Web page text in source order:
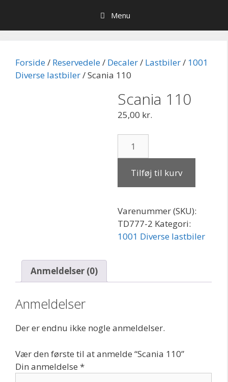
indhold
Menu
Forside/ Reservedele/ Decaler/ Lastbiler/ 1001
Diverse lastbiler/ Scania 110
Scania 110
25,00 kr.
Tilføj til kurv
Varenummer (SKU):
TD777-2 Kategori:
1001 Diverse lastbiler
Anmeldelser (0)
Anmeldelser
Der er endnu ikke nogle anmeldelser.
Vær den første til at anmelde “Scania 110”
Din anmeldelse *